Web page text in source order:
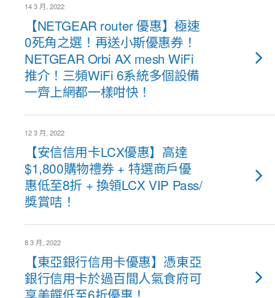
14 3 月, 2022
【NETGEAR router 優惠】極速
0死角之選！再送小斯優惠券！
NETGEAR Orbi AX mesh WiFi
推介！三頻WiFi 6系統多個設備
一齊上網都一樣咁快！
12 3 月, 2022
【安信信用卡LCX優惠】高達
$1,800購物禮券 + 特選商戶優
惠低至8折 + 換領LCX VIP Pass/
獎賞咭！
8 3 月, 2022
【東亞銀行信用卡優惠】憑東亞
銀行信用卡於過百間人氣食府可
享美饌低至6折優惠！